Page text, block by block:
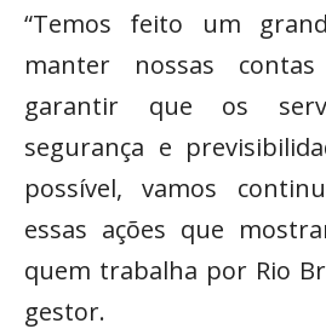
“Temos feito um
manter nossas
garantir que os
segurança e
possível, vamos
essas ações que
quem trabalha por Rio
gestor.